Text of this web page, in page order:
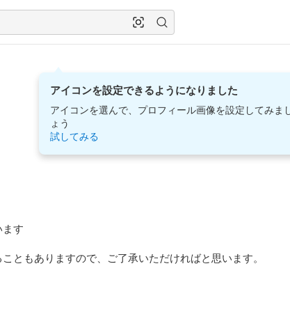
アイコンを設定できるようになりました
アイコンを選んで、プロフィール画像を設定してみま
ょう
試してみる
す
ともありますので、ご了承いただければと思います。